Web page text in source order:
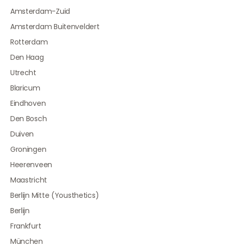
Amsterdam-Zuid
Amsterdam Buitenveldert
Rotterdam
Den Haag
Utrecht
Blaricum
Eindhoven
Den Bosch
Duiven
Groningen
Heerenveen
Maastricht
Berlijn Mitte (Yousthetics)
Berlijn
Frankfurt
München